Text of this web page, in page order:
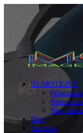
ID-MOTIONS
Notre
Nos
Blog
Services